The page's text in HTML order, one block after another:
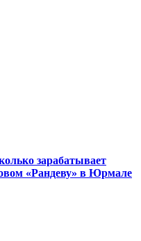
зарабатывает
«Рандеву» в Юрмале